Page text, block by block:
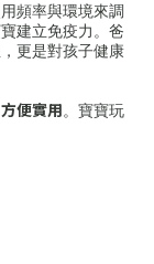
頻率與環境來調
建立免疫力。爸
更是對孩子健康
便實用。寶寶玩